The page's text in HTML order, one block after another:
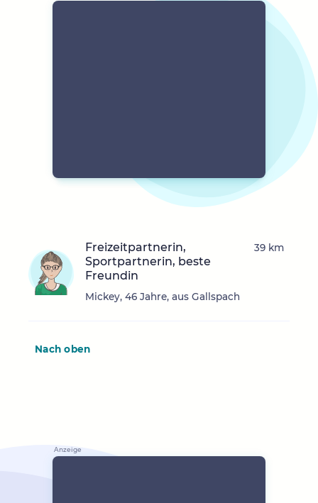
Freizeitpartnerin,
Sportpartnerin, beste
Freundin
Mickey, 46 Jahre, aus Gallspach
39 km
Nach oben